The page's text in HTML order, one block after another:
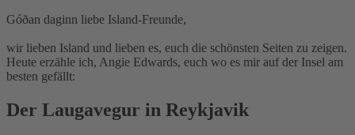
Góðan daginn liebe Island-Freunde,
wir lieben Island und lieben es, euch die schönsten Seiten zu zeigen.
Heute erzähle ich, Angie Edwards, euch wo es mir auf der Insel am
besten gefällt:
Der Laugavegur in Reykjavik